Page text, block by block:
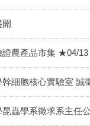
開
農產品市集 ★04/13
細胞核心實驗室 誠
蟲學系徵求系主任